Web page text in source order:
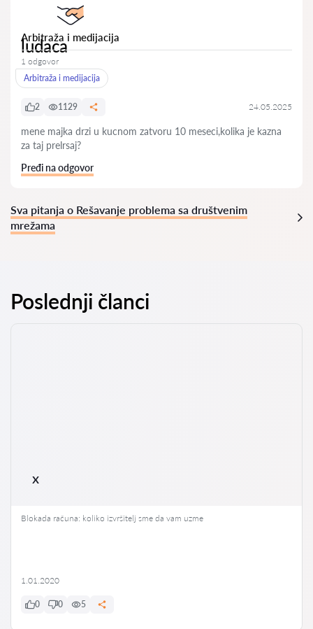
Arbitraža i medijacija
ludaca
1 odgovor
Arbitraža i medijacija
2 1129 24.05.2025
mene majka drzi u kucnom zatvoru 10 meseci,kolika je kazna
za taj prelrsaj?
Pređi na odgovor
Sva pitanja o Rešavanje problema sa društvenim
mrežama
Poslednji članci
x
Blokada računa: koliko izvršitelj sme da vam uzme
1.01.2020
0 0 5